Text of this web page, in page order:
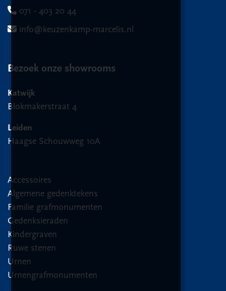
071 - 403 20 44
info@keuzenkamp-marcelis.nl
Bezoek onze showrooms
Katwijk
Blokmakerstraat 4
Leiden
Haagse Schouwweg 10A
Accessoires
Algemene gedenktekens
Familie grafmonumenten
Gedenksieraden
Kindergraven
Ruwe stenen
Urnen
Urnengrafmonumenten